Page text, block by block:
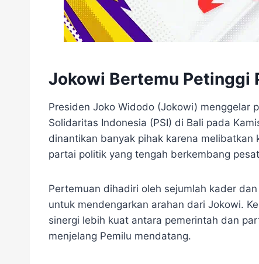
Jokowi Bertemu Petinggi
Presiden Joko Widodo (Jokowi) menggelar
Solidaritas Indonesia (PSI) di Bali pada
dinantikan banyak pihak karena
partai politik yang tengah berkembang
Pertemuan dihadiri oleh sejumlah kader
untuk mendengarkan arahan dari Jokowi.
sinergi lebih kuat antara pemerintah dan
menjelang Pemilu mendatang.